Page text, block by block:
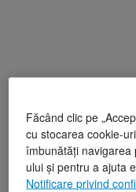
Făcând clic pe
cu stocarea cookie-
îmbunătăți navigarea
ului și pentru a ajuta
Notificare privind